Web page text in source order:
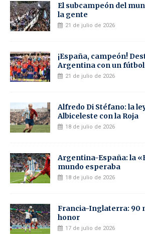
El subcampeón del
la gente
21 de julio de 2026
¡España, campeón!
Argentina con un
21 de julio de 2026
Alfredo Di Stéfano: la
Albiceleste con la Roja
18 de julio de 2026
Argentina-España: la
mundo esperaba
18 de julio de 2026
Francia-Inglaterra: 90
honor
17 de julio de 2026